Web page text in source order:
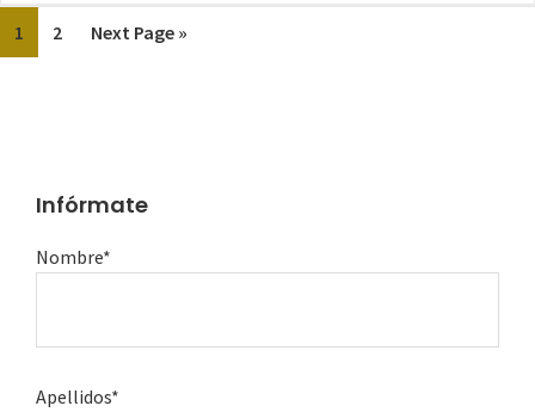
1 2 Next Page »
Infórmate
Nombre*
Apellidos*